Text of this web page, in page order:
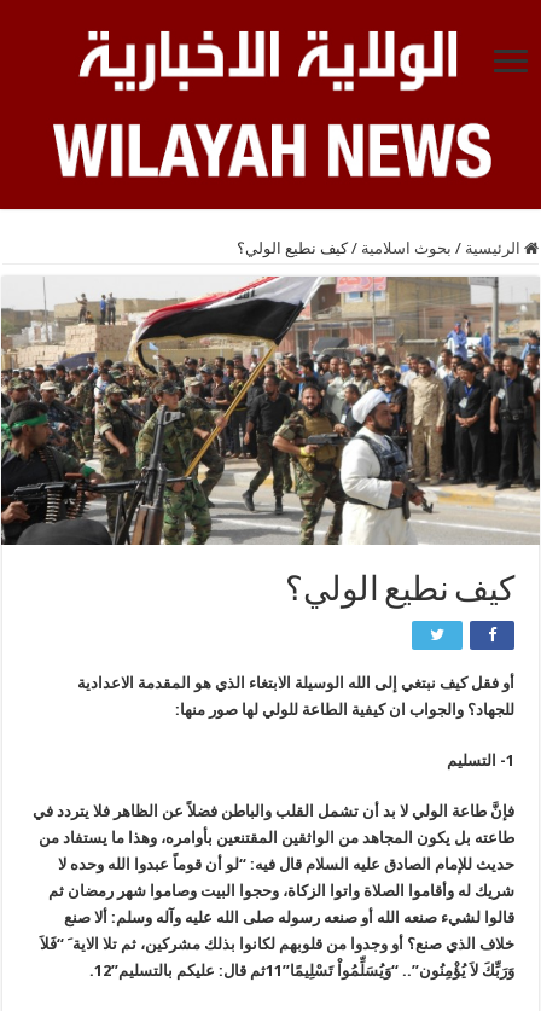
الرئيسية / بحوث اسلامية / كيف نطيع الولي؟
كيف نطيع الولي؟
أو فقل كيف نبتغي إلى الله الوسيلة الابتغاء الذي هو المقدمة الاعدادية
للجهاد؟ والجواب ان كيفية الطاعة للولي لها صور منها:
1- التسليم
فإنّ‏َ طاعة الولي لا بد أن تشمل القلب والباطن فضلاً عن الظاهر فلا يتردد في
طاعته بل يكون المجاهد من الواثقين المقتنعين بأوامره، وهذا ما يستفاد من
حديث للإمام الصادق‏ عليه السلام قال فيه: “لو أن قوماً عبدوا الله وحده لا
شريك له وأقاموا الصلاة واتوا الزكاة، وحجوا البيت وصاموا شهر رمضان ثم
قالوا لشي‏ء صنعه الله أو صنعه رسوله صلى الله عليه وآله وسلم: ألا صنع
خلاف الذي صنع؟ أو وجدوا من قلوبهم لكانوا بذلك مشركين، ثم تلا الاية َ “فَلاَ
وَرَبِّكَ لاَ يُؤْمِنُون”.. “وَيُسَلِّمُواْ تَسْلِيمًا”11ثم قال: عليكم بالتسليم”12.